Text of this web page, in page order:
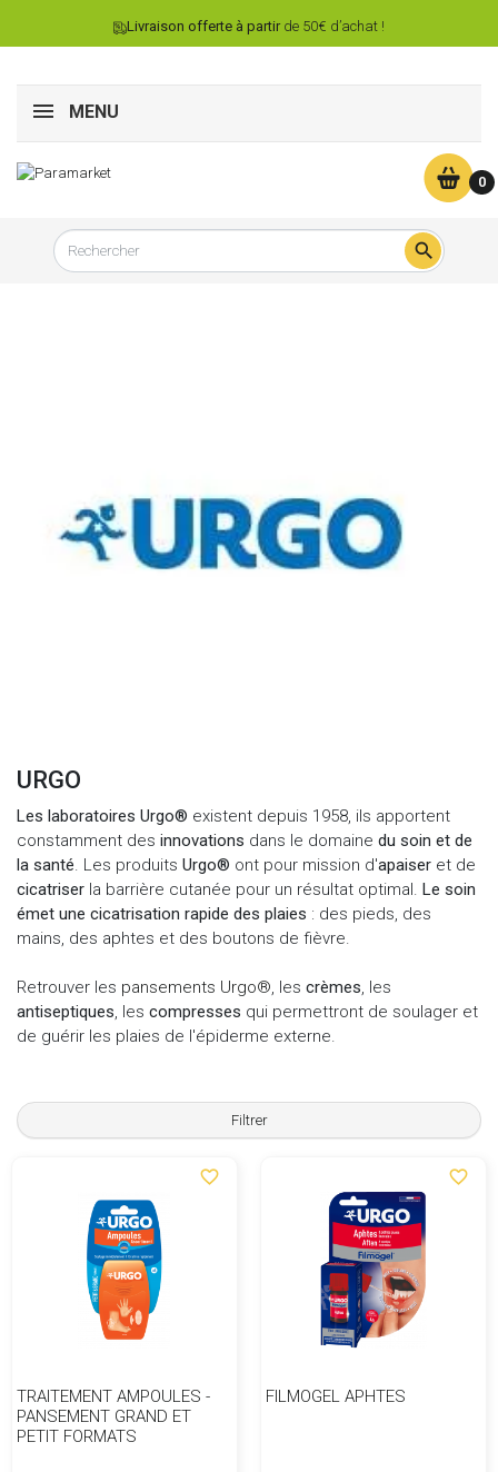
Livraison offerte à partirde 50€ d’achat !
MENU
0

URGO
Les laboratoires Urgo® existent depuis 1958, ils apportent
constamment des innovations dans le domaine du soin et de
la santé. Les produits Urgo® ont pour mission d'apaiser et de
cicatriser la barrière cutanée pour un résultat optimal. Le soin
émet une cicatrisation rapide des plaies : des pieds, des
mains, des aphtes et des boutons de fièvre.
Retrouver les pansements Urgo®, les crèmes, les
antiseptiques, les compresses qui permettront de soulager et
de guérir les plaies de l'épiderme externe.
Filtrer
favorite_border
TRAITEMENT AMPOULES -
PANSEMENT GRAND ET
PETIT FORMATS
favorite_border
FILMOGEL APHTES